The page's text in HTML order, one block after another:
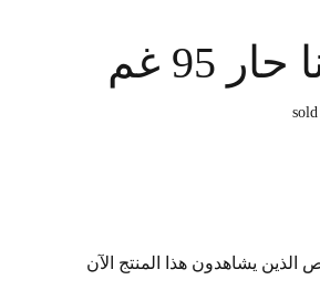
95 غم
الذين يشاهدون هذا المنتج الآن